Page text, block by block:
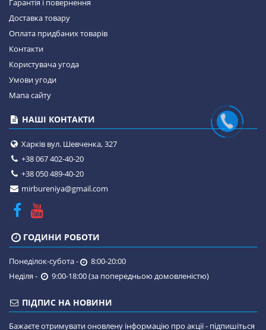
Гарантія і повернення
Доставка товару
Оплата придбаних товарів
Контакти
Користувача угода
Умови угоди
Мапа сайту
НАШІ КОНТАКТИ
Харків вул. Шевченка, 327
+38 067 402-40-20
+38 050 489-40-20
mirbureniya@gmail.com
ГОДИНИ РОБОТИ
Понеділок-субота -
8:00-20:00
Неділя -
9:00-18:00 (за попередньою домовленістю)
ПІДПИС НА НОВИНИ
Бажаєте отримувати оновлену інформацію про акції - підпишіться